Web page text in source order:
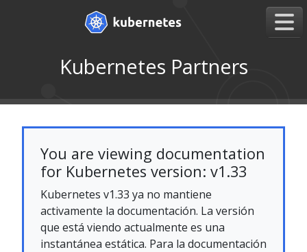
Kubernetes Partners
You are viewing documentation
for Kubernetes version: v1.33
Kubernetes v1.33 ya no mantiene
activamente la documentación. La versión
que está viendo actualmente es una
instantánea estática. Para la documentación